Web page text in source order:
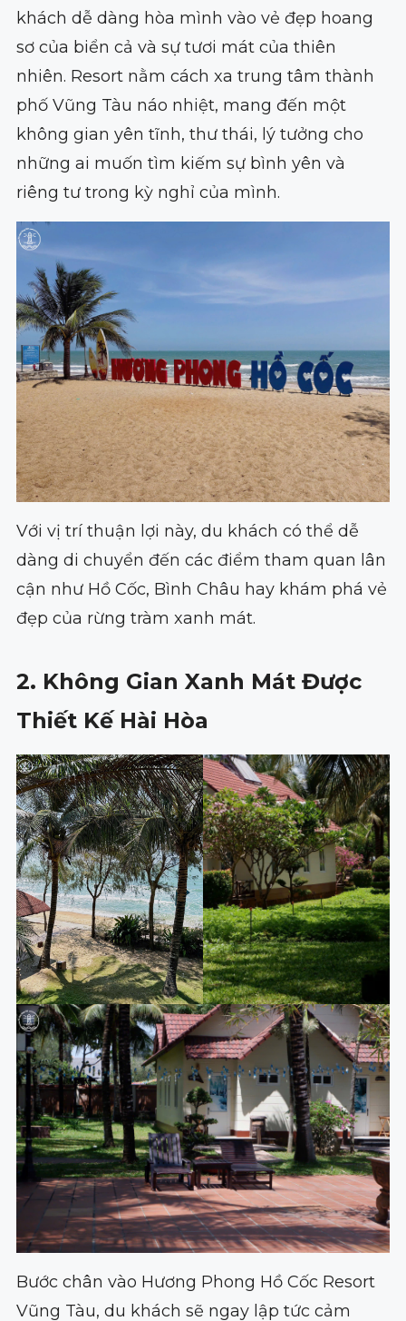
khách dễ dàng hòa mình vào vẻ đẹp hoang
sơ của biển cả và sự tươi mát của thiên
nhiên. Resort nằm cách xa trung tâm thành
phố Vũng Tàu náo nhiệt, mang đến một
không gian yên tĩnh, thư thái, lý tưởng cho
những ai muốn tìm kiếm sự bình yên và
riêng tư trong kỳ nghỉ của mình.
Với vị trí thuận lợi này, du khách có thể dễ
dàng di chuyển đến các điểm tham quan lân
cận như Hồ Cốc, Bình Châu hay khám phá vẻ
đẹp của rừng tràm xanh mát.
2. Không Gian Xanh Mát Được
Thiết Kế Hài Hòa
Bước chân vào Hương Phong Hồ Cốc Resort
Vũng Tàu, du khách sẽ ngay lập tức cảm